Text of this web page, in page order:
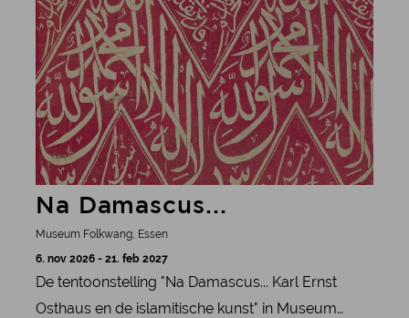
Na Damascus...
Museum Folkwang, Essen
6. nov 2026 - 21. feb 2027
De tentoonstelling "Na Damascus... Karl Ernst
Osthaus en de islamitische kunst" in Museum